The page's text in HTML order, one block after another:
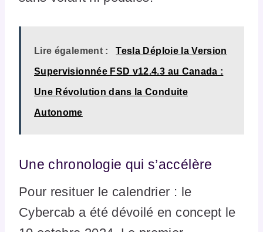
Lire également : Tesla Déploie la Version
Supervisionnée FSD v12.4.3 au Canada :
Une Révolution dans la Conduite
Autonome
Une chronologie qui s’accélère
Pour resituer le calendrier : le
Cybercab a été dévoilé en concept le